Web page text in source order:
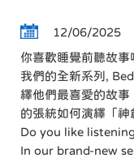
12/06/2025
你喜歡睡覺前聽故事
我們的全新系列,
繹他們最喜愛的故
的張統如何演繹「神
Do you like
In our brand-new